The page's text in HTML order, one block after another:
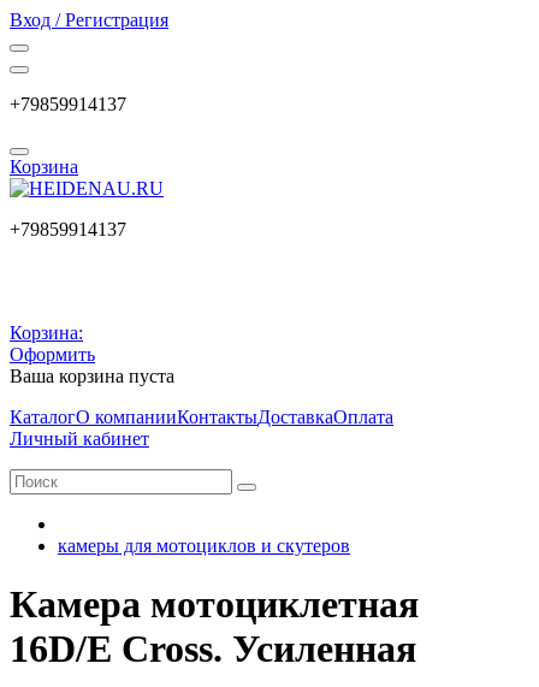
Вход / Регистрация
+79859914137
Корзина
+79859914137
Корзина:
Оформить
Ваша корзина пуста
КаталогО компанииКонтактыДоставкаОплата
Личный кабинет
камеры для мотоциклов и скутеров
Камера мотоциклетная
16D/E Cross. Усиленная